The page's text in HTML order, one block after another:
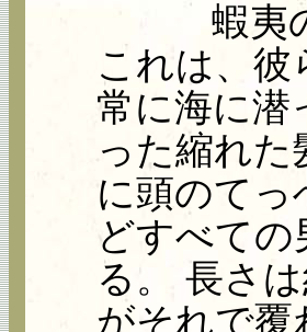
蝦夷の住
これは、彼
常に海に潜
った縮れ
に頭のて
どすべて
る。 長さ
がそれで覆